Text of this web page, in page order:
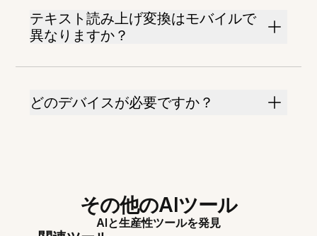
テキスト読み上げ変換はモバイルで
異なりますか？
どのデバイスが必要ですか？
その他のAIツール
AIと生産性ツールを発見